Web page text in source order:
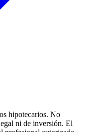
hipotecarios. No
ni de inversión. El